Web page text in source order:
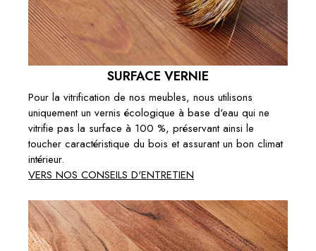
SURFACE VERNIE
Pour la vitrification de nos meubles, nous utilisons
uniquement un vernis écologique à base d'eau qui ne
vitrifie pas la surface à 100 %, préservant ainsi le
toucher caractéristique du bois et assurant un bon climat
intérieur.
VERS NOS CONSEILS D'ENTRETIEN